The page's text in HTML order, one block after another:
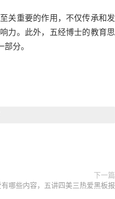
关重要的作用，不仅传承和发
力。此外，五经博士的教育思
分。
下一篇
哪些内容，五讲四美三热爱黑板报